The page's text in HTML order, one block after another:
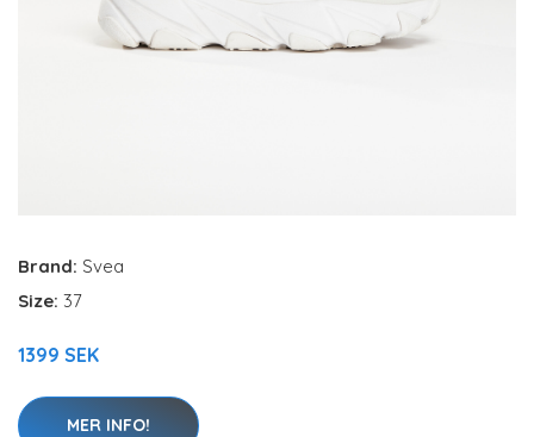
Brand: Svea
Size: 37
1399 SEK
MER INFO!